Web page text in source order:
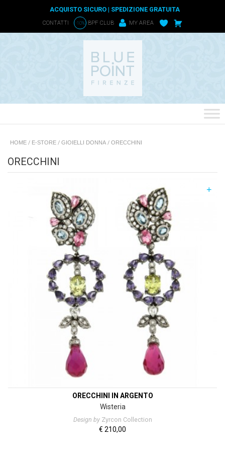
ACQUISTO SICURO | SPEDIZIONE GRATUITA
CONTATTI -10% BPF CLUB MY AREA
HOME / E-STORE / GIOIELLI DONNA / ORECCHINI
ORECCHINI
+
ORECCHINI IN ARGENTO
Wisteria
Design byZyrcon Collection
€ 210,00